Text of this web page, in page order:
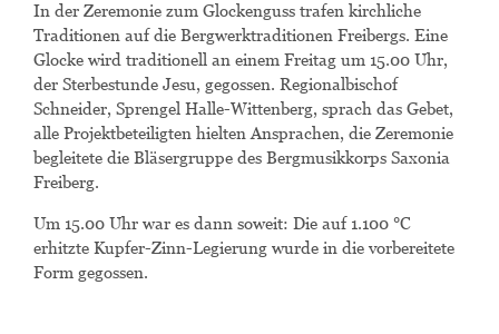
In der Zeremonie zum Glockenguss trafen kirchliche
Traditionen auf die Bergwerktraditionen Freibergs. Eine
Glocke wird traditionell an einem Freitag um 15.00 Uhr,
der Sterbestunde Jesu, gegossen. Regionalbischof
Schneider, Sprengel Halle-Wittenberg, sprach das Gebet,
alle Projektbeteiligten hielten Ansprachen, die Zeremonie
begleitete die Bläsergruppe des Bergmusikkorps Saxonia
Freiberg.
Um 15.00 Uhr war es dann soweit: Die auf 1.100 °C
erhitzte Kupfer-Zinn-Legierung wurde in die vorbereitete
Form gegossen.